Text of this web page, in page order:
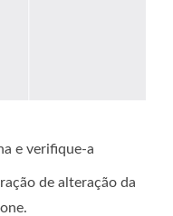
e verifique-a
de alteração da